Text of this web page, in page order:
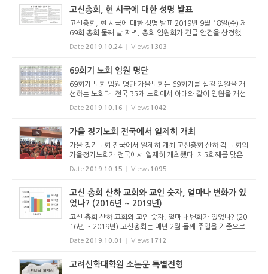
고신총회, 현 시국에 대한 성명 발표
고신총회, 현 시국에 대한 성명 발표 2019년 9월 18일(수) 제
69회 총회 둘째 날 저녁, 총회 임원회가 긴급 안건을 상정했
다. 현 시국에 대한 선언문을 발표하게 해 달라는 안건이다. 이
에 대해 갑론을박 끝에 '시국선언문'이라는 표현은 사용하지
Date 2019.10.24 Views 1303
69회기 노회 임원 명단
69회기 노회 임원 명단 가을노회는 69회기를 섬길 임원을 개
선하는 노회다. 전국 35개 노회에서 아래와 같이 임원을 개선
했다. 충청노회의 경우 충청동부노회와 충청서부노회로 분립
하여 새롭게 임원을 선출했다. (아래 이미지를 클릭하면 자세
Date 2019.10.16 Views 1042
가을 정기노회 전국에서 일제히 개최
가을 정기노회 전국에서 일제히 개최 고신총회 산하 각 노회의
가을정기노회가 전국에서 일제히 개최됐다. 제5회째를 맞은
서울남부노회는 2019년 10월 14일(월) 오후 2시 서울영동교
회당(정현구 목사 시무)에서 개최했다. 이배영 노회장의 인도
Date 2019.10.15 Views 1095
고신 총회 산하 교회와 교인 숫자, 얼마나 변화가 있
었나? (2016년 ~ 2019년)
고신 총회 산하 교회와 교인 숫자, 얼마나 변화가 있었나? (20
16년 ~ 2019년) 고신총회는 매년 2월 둘째 주일을 기준으로
각 노회의 상황을 보고 받는다. 노회가 제출하는 보고서에는
각종 통계를 보고하게 되어 있다. 각 교회에서 제출한 보고는
Date 2019.10.01 Views 1712
고려신학대학원 소논문 특별전형